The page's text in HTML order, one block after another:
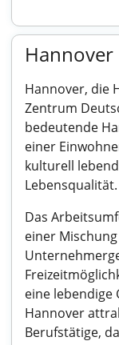
Hannover
Hannover, die
Zentrum
bedeutende
einer
kulturell
Lebensqualität.
Das
einer
eine lebendige
Hannover
Berufstätige,